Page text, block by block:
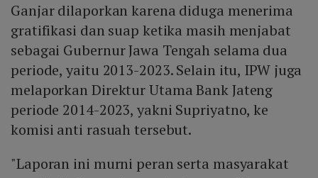
Ganjar dilaporkan karena diduga menerima
gratifikasi dan suap ketika masih menjabat
sebagai Gubernur Jawa Tengah selama dua
periode, yaitu 2013-2023. Selain itu, IPW juga
melaporkan Direktur Utama Bank Jateng
periode 2014-2023, yakni Supriyatno, ke
komisi anti rasuah tersebut.
"Laporan ini murni peran serta masyarakat